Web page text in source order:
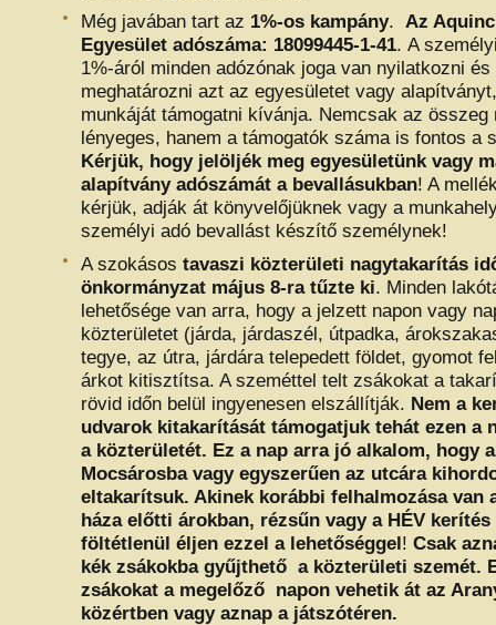
Még javában tart az 1%-os kampány. Az
Egyesület adószáma: 18099445-1-41. A
1%-áról minden adózónak joga van nyilatkozni
meghatározni azt az egyesületet vagy
munkáját támogatni kívánja. Nemcsak az összeg
lényeges, hanem a támogatók száma is fontos a
Kérjük, hogy jelöljék meg egyesületünk vagy
alapítvány adószámát a bevallásukban! A
kérjük, adják át könyvelőjüknek vagy a
személyi adó bevallást készítő személynek!
A szokásos tavaszi közterületi nagytakarítás
önkormányzat május 8-ra tűzte ki. Minden
lehetősége van arra, hogy a jelzett napon vagy
közterületet (járda, járdaszél, útpadka,
tegye, az útra, járdára telepedett földet, gyomot
árkot kitisztítsa. A szeméttel telt zsákokat a
rövid időn belül ingyenesen elszállítják. Nem a
udvarok kitakarítását támogatjuk tehát ezen a
a közterületét. Ez a nap arra jó alkalom, hogy
Mocsárosba vagy egyszerűen az utcára
eltakarítsuk. Akinek korábbi felhalmozása van
háza előtti árokban, rézsűn vagy a HÉV kerítés
föltétlenül éljen ezzel a lehetőséggel! Csak
kék zsákokba gyűjthető a közterületi szemét.
zsákokat a megelőző napon vehetik át az
közértben vagy aznap a játszótéren.